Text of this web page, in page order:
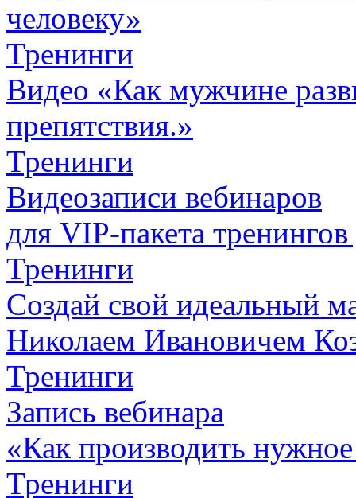
человеку»
Тренинги
Видео «Как мужчине
препятствия.»
Тренинги
Видеозаписи вебинаров
для VIP-пакета
Тренинги
Создай свой идеальный
Николаем Ивановичем
Тренинги
Запись вебинара
«Как производить
Тренинги